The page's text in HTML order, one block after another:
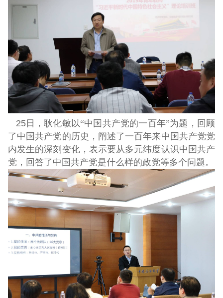
25日，耿化敏以“中国共产党的一百年”为题，回顾
了中国共产党的历史，阐述了一百年来中国共产党党
内发生的深刻变化，表示要从多元纬度认识中国共产
党，回答了中国共产党是什么样的政党等多个问题。